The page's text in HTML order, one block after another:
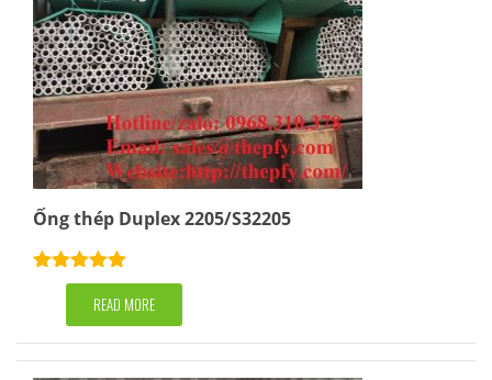
Ống thép Duplex 2205/S32205
Rated5.00
out of 5READ MORE